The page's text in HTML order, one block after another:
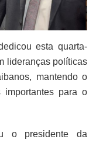
esta quarta-
lideranças políticas
mantendo o
importantes para o
o presidente da